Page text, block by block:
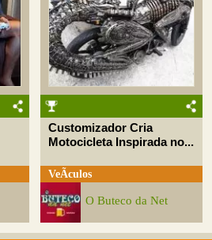
Customizador Cria
Motocicleta Inspirada no...
VeÃ­culos
O Buteco da Net